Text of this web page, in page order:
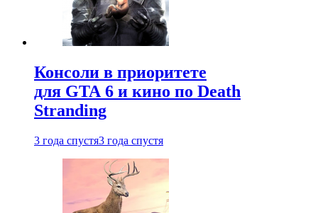
Консоли в приоритете
для GTA 6 и кино по Death
Stranding
3 года спустя3 года спустя